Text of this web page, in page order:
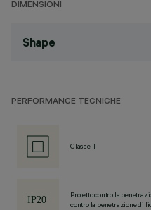
DIMENSIONI
Shape
PERFORMANCE TECNICHE
Classe II
Protetto contro la
contro la penetrazione di